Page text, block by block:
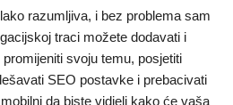
razumljiva, i bez problema sam
traci možete dodavati i
svoju temu, posjetiti
SEO postavke i prebacivati
da biste vidjeli kako će vaša